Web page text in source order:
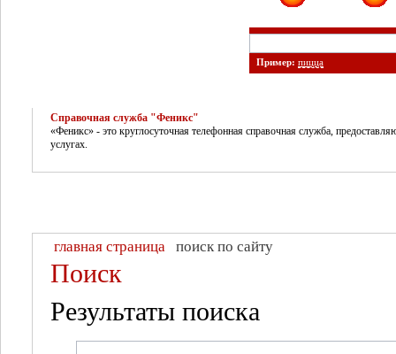
Пример: пицца
Справочная служба "Феникс"
«Феникс» - это круглосуточная телефонная справочная служба,
услугах.
главная страница поиск по сайту
Поиск
Результаты поиска